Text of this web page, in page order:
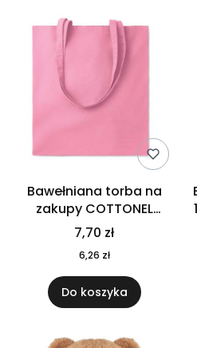
Bawełniana torba na
zakupy COTTONEL
COLOUR++ MO9846-11
7,70 zł
6,26 zł
Do koszyka